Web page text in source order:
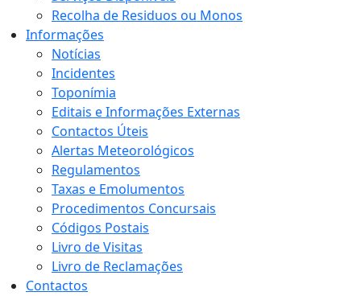
Recolha de Residuos ou Monos
Informações
Notícias
Incidentes
Toponímia
Editais e Informações Externas
Contactos Úteis
Alertas Meteorológicos
Regulamentos
Taxas e Emolumentos
Procedimentos Concursais
Códigos Postais
Livro de Visitas
Livro de Reclamações
Contactos